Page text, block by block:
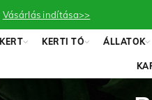
Vásárlás indítása>>
KERT KERTI TÓ ÁLLATOK